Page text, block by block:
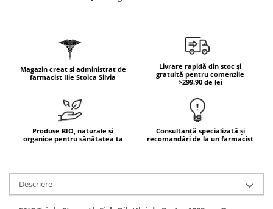
Protecție Solară
Creme SPF față
Creme SPF corp
Uleiuri bronzare
Acceleratoare bronz
Deodorante
Mâini și Unghii
Creme mâini
Maca
Magneziu
Miere de Manuka
Multivitamine
Palmier pitic
Probiotice
Magazin creat și administrat de
farmacist Ilie Stoica Silvia
Livrare rapidă din stoc și
gratuită pentru comenzile
>299.90 de lei
Produse BIO, naturale și
organice pentru sănătatea ta
Consultanță specializată și
recomandări de la un farmacist
Descriere